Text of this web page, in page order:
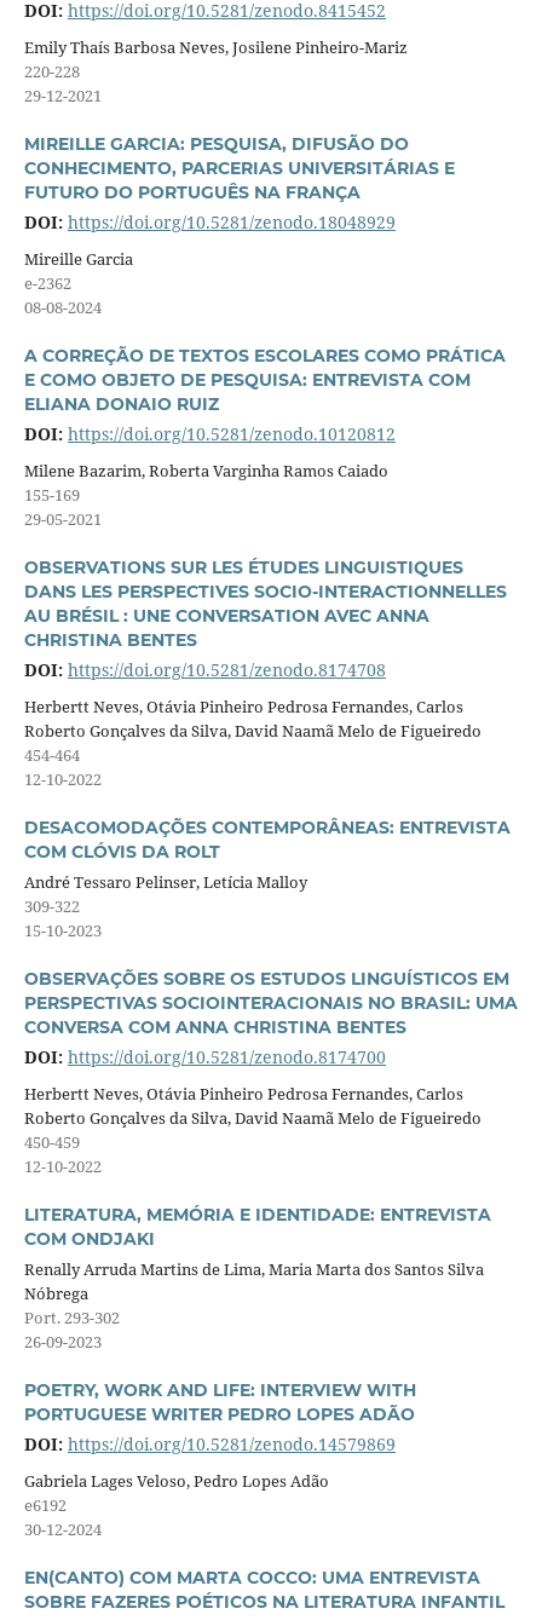
DOI: https://doi.org/10.5281/zenodo.8415452
Emily Thaís Barbosa Neves, Josilene Pinheiro-Mariz
220-228
29-12-2021
MIREILLE GARCIA: PESQUISA, DIFUSÃO DO
CONHECIMENTO, PARCERIAS UNIVERSITÁRIAS E
FUTURO DO PORTUGUÊS NA FRANÇA
DOI: https://doi.org/10.5281/zenodo.18048929
Mireille Garcia
e-2362
08-08-2024
A CORREÇÃO DE TEXTOS ESCOLARES COMO PRÁTICA
E COMO OBJETO DE PESQUISA: ENTREVISTA COM
ELIANA DONAIO RUIZ
DOI: https://doi.org/10.5281/zenodo.10120812
Milene Bazarim, Roberta Varginha Ramos Caiado
155-169
29-05-2021
OBSERVATIONS SUR LES ÉTUDES LINGUISTIQUES
DANS LES PERSPECTIVES SOCIO-INTERACTIONNELLES
AU BRÉSIL : UNE CONVERSATION AVEC ANNA
CHRISTINA BENTES
DOI: https://doi.org/10.5281/zenodo.8174708
Herbertt Neves, Otávia Pinheiro Pedrosa Fernandes, Carlos
Roberto Gonçalves da Silva, David Naamã Melo de Figueiredo
454-464
12-10-2022
DESACOMODAÇÕES CONTEMPORÂNEAS: ENTREVISTA
COM CLÓVIS DA ROLT
André Tessaro Pelinser, Letícia Malloy
309-322
15-10-2023
OBSERVAÇÕES SOBRE OS ESTUDOS LINGUÍSTICOS EM
PERSPECTIVAS SOCIOINTERACIONAIS NO BRASIL: UMA
CONVERSA COM ANNA CHRISTINA BENTES
DOI: https://doi.org/10.5281/zenodo.8174700
Herbertt Neves, Otávia Pinheiro Pedrosa Fernandes, Carlos
Roberto Gonçalves da Silva, David Naamã Melo de Figueiredo
450-459
12-10-2022
LITERATURA, MEMÓRIA E IDENTIDADE: ENTREVISTA
COM ONDJAKI
Renally Arruda Martins de Lima, Maria Marta dos Santos Silva
Nóbrega
Port. 293-302
26-09-2023
POETRY, WORK AND LIFE: INTERVIEW WITH
PORTUGUESE WRITER PEDRO LOPES ADÃO
DOI: https://doi.org/10.5281/zenodo.14579869
Gabriela Lages Veloso, Pedro Lopes Adão
e6192
30-12-2024
EN(CANTO) COM MARTA COCCO: UMA ENTREVISTA
SOBRE FAZERES POÉTICOS NA LITERATURA INFANTIL